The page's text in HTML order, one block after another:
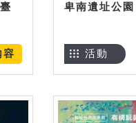
容
卑南遺址公
活動